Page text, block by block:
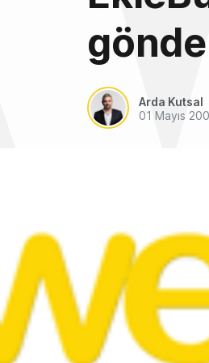
Arda Kutsal
01 Mayıs